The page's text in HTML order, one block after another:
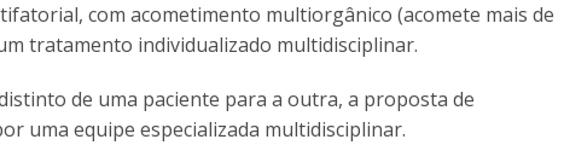
com acometimento multiorgânico (acomete mais de
tratamento individualizado multidisciplinar.
de uma paciente para a outra, a proposta de
uma equipe especializada multidisciplinar.